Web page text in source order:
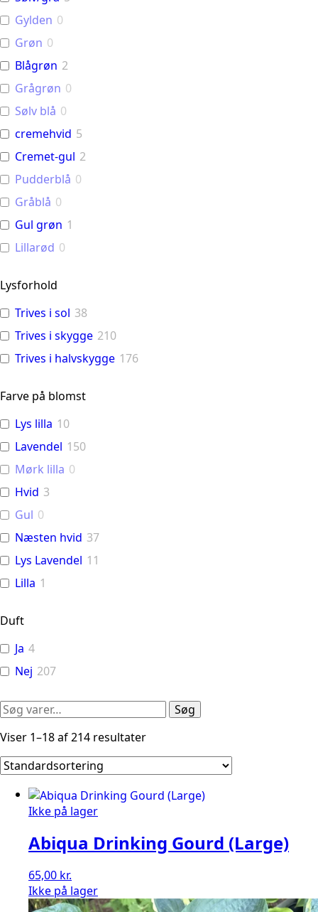
Gylden 0
Grøn 0
Blågrøn 2
Grågrøn 0
Sølv blå 0
cremehvid 5
Cremet-gul 2
Pudderblå 0
Gråblå 0
Gul grøn 1
Lillarød 0
Lysforhold
Trives i sol 38
Trives i skygge 210
Trives i halvskygge 176
Farve på blomst
Lys lilla 10
Lavendel 150
Mørk lilla 0
Hvid 3
Gul 0
Næsten hvid 37
Lys Lavendel 11
Lilla 1
Duft
Ja 4
Nej 207
Søg
Søg
Viser 1–18 af 214 resultater
Ikke på lager
Abiqua Drinking Gourd (Large)
65,00 kr.
Ikke på lager